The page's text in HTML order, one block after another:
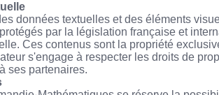
données textuelles et des éléments
par la législation française et
Ces contenus sont la propriété
s'engage à respecter les droits de
ses partenaires.